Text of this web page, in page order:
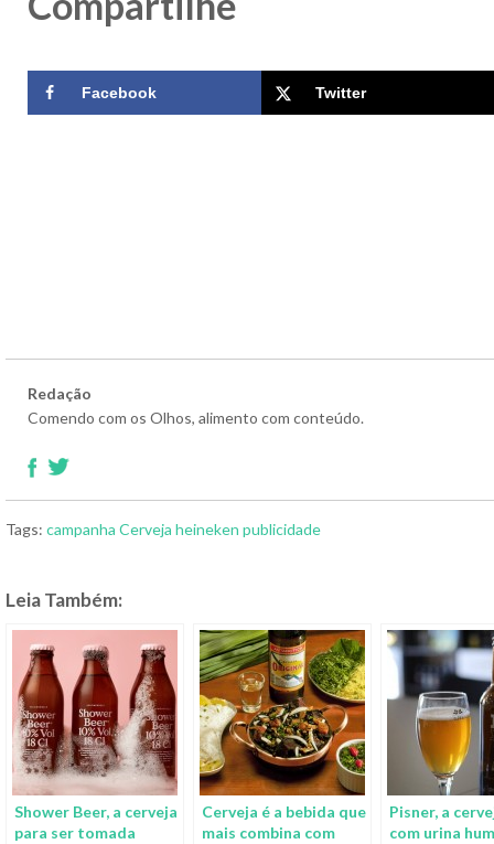
Facebook Twitter
Redação
Comendo com os Olhos, alimento com conteúdo.
Tags: campanha Cerveja heineken publicidade
Leia Também:
Shower Beer, a cerveja
para ser tomada
Cerveja é a bebida que
mais combina com
Pisner, a
com urina